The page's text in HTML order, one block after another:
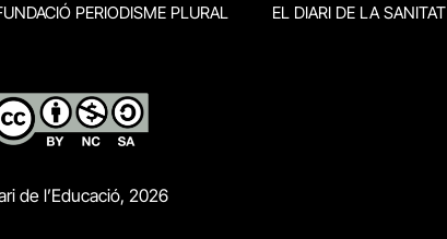
PERIODISME PLURAL EL DIARI DE LA SANITAT
de l’Educació, 2026